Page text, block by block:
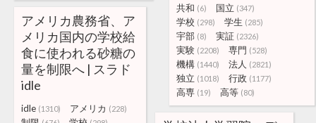
共和 (6) 国立 (347)
学校 (298) 学生 (285)
宇部 (8) 実証 (2326)
実験 (2208) 専門 (528)
機構 (1440) 法人 (2821)
独立 (1018) 行政 (1177)
高専 (19) 高等 (80)
アメリカ農務省、ア
メリカ国内の学校給
食に使われる砂糖の
量を制限へ | スラド
idle
idle (1310) アメリカ (228)